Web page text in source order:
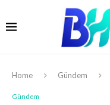
Home Gündem
Gündem